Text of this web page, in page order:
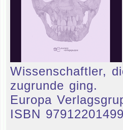
Wissenschaftler,
zugrunde ging.
Europa
ISBN